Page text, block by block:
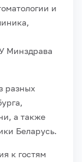
и
Минздрава
разных
а также
Беларусь.
к гостям